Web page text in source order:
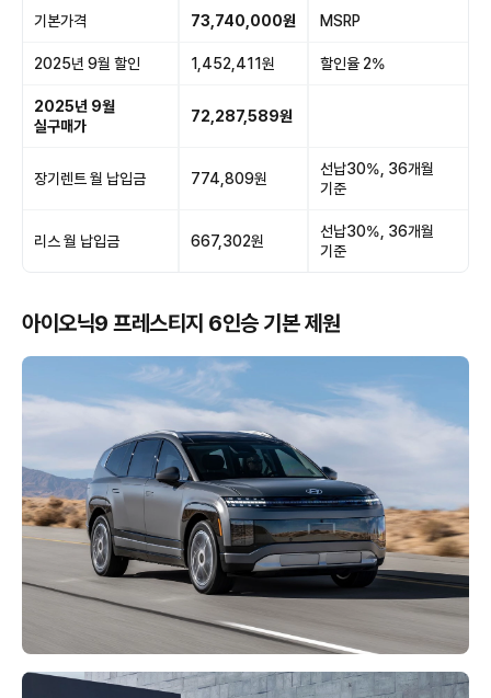
기본가격 73,740,000원 MSRP
2025년 9월 할인 1,452,411원 할인율 2%
2025년 9월
실구매가
72,287,589원
장기렌트 월 납입금 774,809원
선납30%, 36개월
기준
리스 월 납입금 667,302원
선납30%, 36개월
기준
아이오닉9 프레스티지 6인승 기본 제원